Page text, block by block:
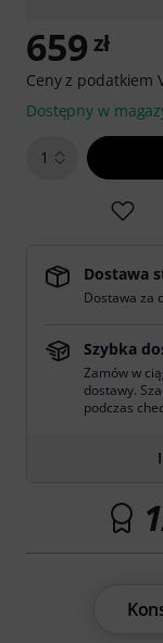
659 zł
Ceny z podatkiem
Dostępny w
1
Dostawa
Dostawa za
Szybka
Zamów w
dostawy.
podczas